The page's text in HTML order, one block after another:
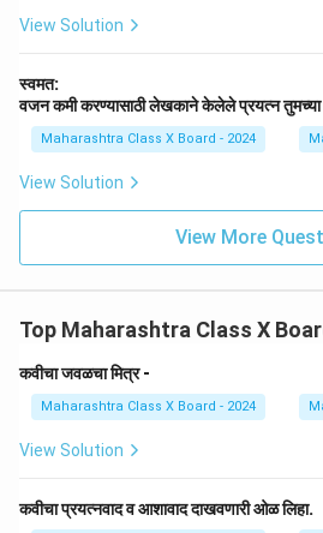
o
View Solution
स्वमत:
वजन कमी करण्यासाठी लेखकाने केलेले प्रयत्न तुमच्या
Maharashtra Class X Board - 2024
View Solution
View More
Top Maharashtra Class X
कवीचा जवळचा मित्र -
Maharashtra Class X Board - 2024
View Solution
कवीचा प्रयत्नवाद व आशावाद दाखवणारी ओळ लिहा.